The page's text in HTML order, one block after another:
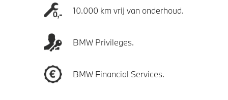
10.000 km vrij van onderhoud.
BMW Privileges.
BMW Financial Services.